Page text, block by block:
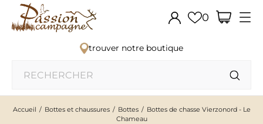
0
trouver notre boutique
Accueil Bottes et chaussures Bottes
Bottes de chasse Vierzonord - Le
Chameau